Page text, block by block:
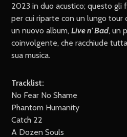
2023 in duo acustico; questo gli
per cui riparte con un lungo tour
un nuovo album,Live n’ Bad, un
coinvolgente, che racchiude
sua musica.
Tracklist:
No Fear No Shame
Phantom Humanity
Catch 22
A Dozen Souls